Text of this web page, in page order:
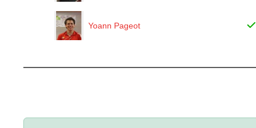
Yoann Pageot